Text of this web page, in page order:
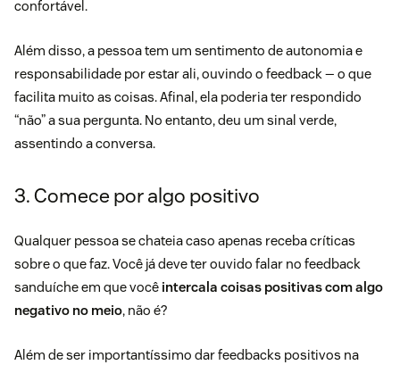
confortável.
Além disso, a pessoa tem um sentimento de autonomia e
responsabilidade por estar ali, ouvindo o feedback — o que
facilita muito as coisas. Afinal, ela poderia ter respondido
“não” a sua pergunta. No entanto, deu um sinal verde,
assentindo a conversa.
3. Comece por algo positivo
Qualquer pessoa se chateia caso apenas receba críticas
sobre o que faz. Você já deve ter ouvido falar no feedback
sanduícheem que você intercala coisas positivas com algo
negativo no meio, não é?
Além de ser importantíssimo dar feedbacks positivos na